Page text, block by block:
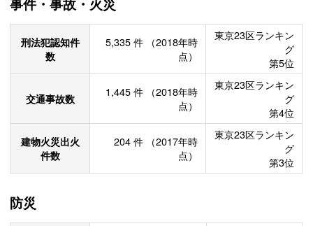
刑法犯認知件
数
5,335 件
（2018年時
点）
東京23区ランキン
グ
第5位
交通事故数 1,445 件
（2018年時
点）
東京23区ランキン
グ
第4位
建物火災出火
件数
204 件
（2017年時
点）
東京23区ランキン
グ
第3位
防災